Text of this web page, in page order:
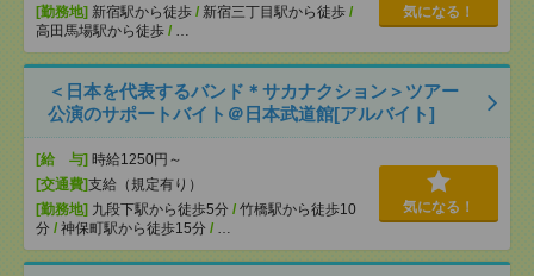
[勤務地] 新宿駅から徒歩 / 新宿三丁目駅から徒歩 /
高田馬場駅から徒歩 / …
気になる！
＜日本を代表するバンド＊サカナクション＞ツアー
公演のサポートバイト＠日本武道館[アルバイト]
[給 与] 時給1250円～
[交通費]支給（規定有り）
[勤務地] 九段下駅から徒歩5分 / 竹橋駅から徒歩10
分 / 神保町駅から徒歩15分 / …
気になる！